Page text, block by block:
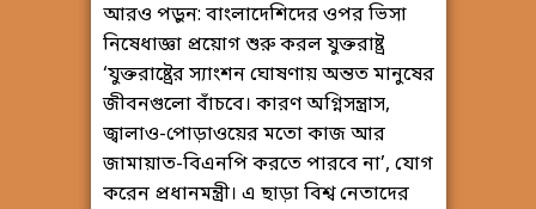
আরও পড়ুন: বাংলাদেশিদের ওপর ভিসা
নিষেধাজ্ঞা প্রয়োগ শুরু করল যুক্তরাষ্ট্র
‘যুক্তরাষ্ট্রের স্যাংশন ঘোষণায় অন্তত মানুষের
জীবনগুলো বাঁচবে। কারণ অগ্নিসন্ত্রাস,
জ্বালাও-পোড়াওয়ের মতো কাজ আর
জামায়াত-বিএনপি করতে পারবে না’, যোগ
করেন প্রধানমন্ত্রী। এ ছাড়া বিশ্ব নেতাদের